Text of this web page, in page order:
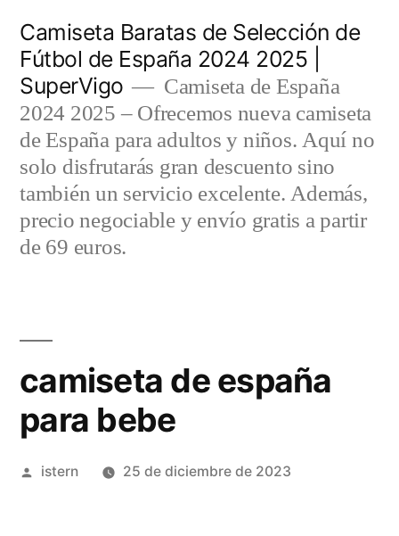
contenido
Camiseta Baratas de Selección de
Fútbol de España 2024 2025 |
SuperVigo
Camiseta de España
2024 2025 – Ofrecemos nueva camiseta
de España para adultos y niños. Aquí no
solo disfrutarás gran descuento sino
también un servicio excelente. Además,
precio negociable y envío gratis a partir
de 69 euros.
camiseta de españa
para bebe
Publicado
istern 25 de diciembre de 2023